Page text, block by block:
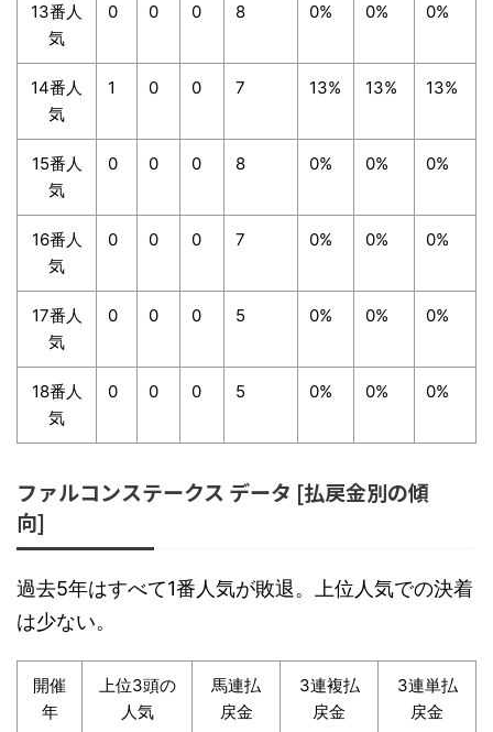
13番人
気
0 0 0 8 0% 0% 0%
14番人
気
1 0 0 7 13% 13% 13%
15番人
気
0 0 0 8 0% 0% 0%
16番人
気
0 0 0 7 0% 0% 0%
17番人
気
0 0 0 5 0% 0% 0%
18番人
気
0 0 0 5 0% 0% 0%
ファルコンステークス データ [払戻金別の傾
向]
過去5年はすべて1番人気が敗退。上位人気での決着
は少ない。
開催
年
上位3頭の
人気
馬連払
戻金
3連複払
戻金
3連単払
戻金